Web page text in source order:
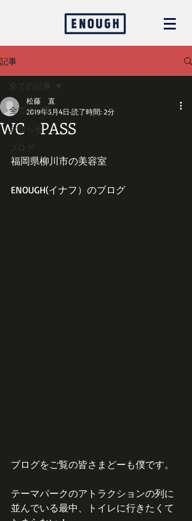
記事
全ての記事
お知らせ
ブログ
全ての記事
WC PASS
松藤 直
2019年5月4日 読了時間: 2分
福岡県柳川市の美容室
ENOUGH(イナフ）のブログ
ブログをご覧の皆さまどーも僕です。
テーマパークのアトラクションの列に
並んでいる最中、トイレに行きたくて